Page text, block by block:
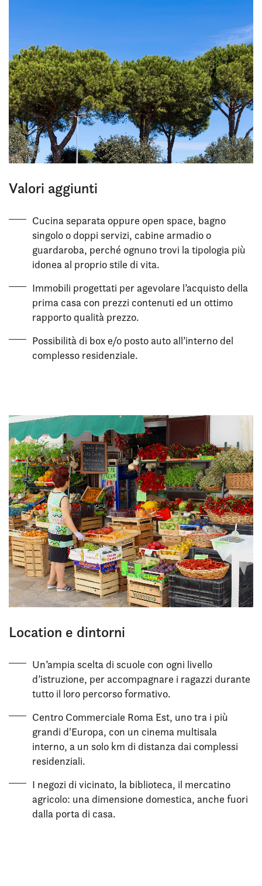
Valori aggiunti
Cucina separata oppure open space, bagno
singolo o doppi servizi, cabine armadio o
guardaroba, perché ognuno trovi la tipologia più
idonea al proprio stile di vita.
Immobili progettati per agevolare l’acquisto della
prima casa con prezzi contenuti ed un ottimo
rapporto qualità prezzo.
Possibilità di box e/o posto auto all’interno del
complesso residenziale.
Location e dintorni
Un’ampia scelta di scuole con ogni livello
d’istruzione, per accompagnare i ragazzi durante
tutto il loro percorso formativo.
Centro Commerciale Roma Est, uno tra i più
grandi d'Europa, con un cinema multisala
interno, a un solo km di distanza dai complessi
residenziali.
I negozi di vicinato, la biblioteca, il mercatino
agricolo: una dimensione domestica, anche fuori
dalla porta di casa.